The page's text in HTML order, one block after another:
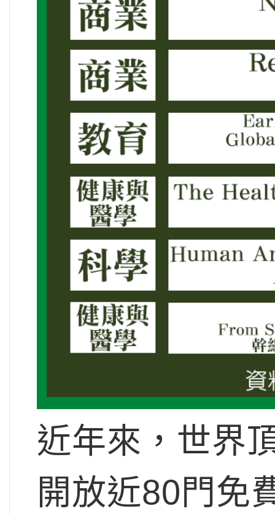
近年來，世界
開放近80門免